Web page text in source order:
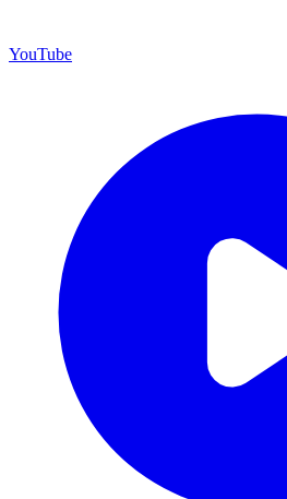
YouTube